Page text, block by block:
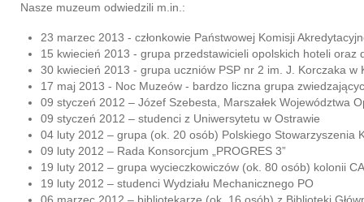
Nasze muzeum odwiedzili m.in.:
23 marzec 2013 - członkowie Państwowej Komisji
15 kwiecień 2013 - grupa przedstawicieli opolskich hoteli
30 kwiecień 2013 - grupa uczniów PSP nr 2 im. J. Korczaka w
17 maj 2013 - Noc Muzeów - bardzo liczna grupa
09 styczeń 2012 – Józef Szebesta, Marszałek Województwa
09 styczeń 2012 – studenci z Uniwersytetu w Ostrawie
04 luty 2012 – grupa (ok. 20 osób) Polskiego Stowarzyszenia
09 luty 2012 – Rada Konsorcjum „PROGRES 3”
19 luty 2012 – grupa wycieczkowiczów (ok. 80 osób) kolonii
19 luty 2012 – studenci Wydziału Mechanicznego PO